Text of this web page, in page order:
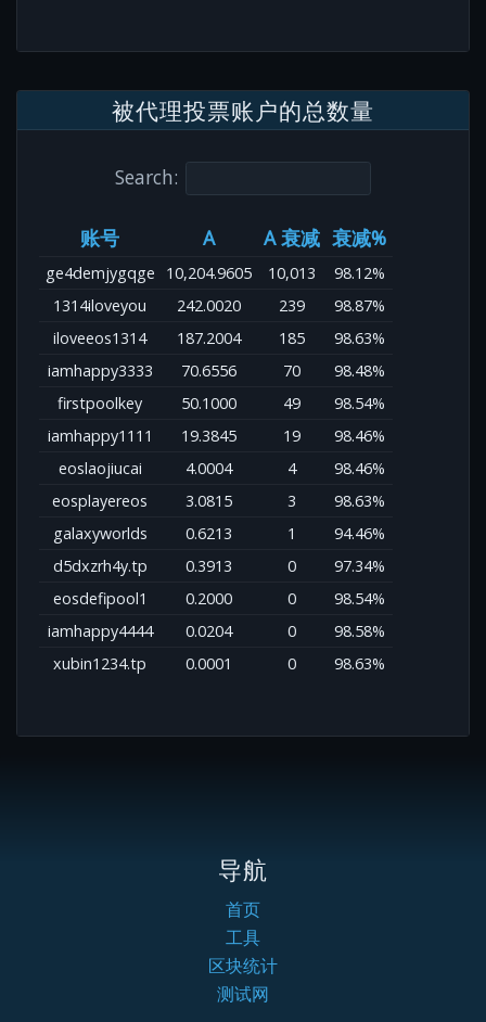
被代理投票账户的总数量
Search:
账号 A A 衰减 衰减%
ge4demjygqge 10,204.9605 10,013
98.12%
1314iloveyou
242.0020 239
98.87%
iloveeos1314
187.2004 185
98.63%
iamhappy3333
70.6556 70
98.48%
firstpoolkey
50.1000 49
98.54%
iamhappy1111
19.3845 19
98.46%
eoslaojiucai
4.0004 4
98.46%
eosplayereos
3.0815 3
98.63%
galaxyworlds
0.6213 1
94.46%
d5dxzrh4y.tp
0.3913 0
97.34%
eosdefipool1
0.2000 0
98.54%
iamhappy4444
0.0204 0
98.58%
xubin1234.tp
0.0001 0 98.63%
导航
首页
工具
区块统计
测试网